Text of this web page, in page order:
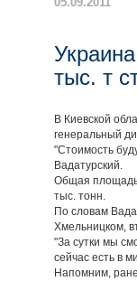
тыс. т
В Киевской
генеральный
"Стоимость
Вадатурский.
Общая площадь
тыс. тонн.
По словам
Хмельницком,
"За сутки мы
сейчас есть в
Напомним,